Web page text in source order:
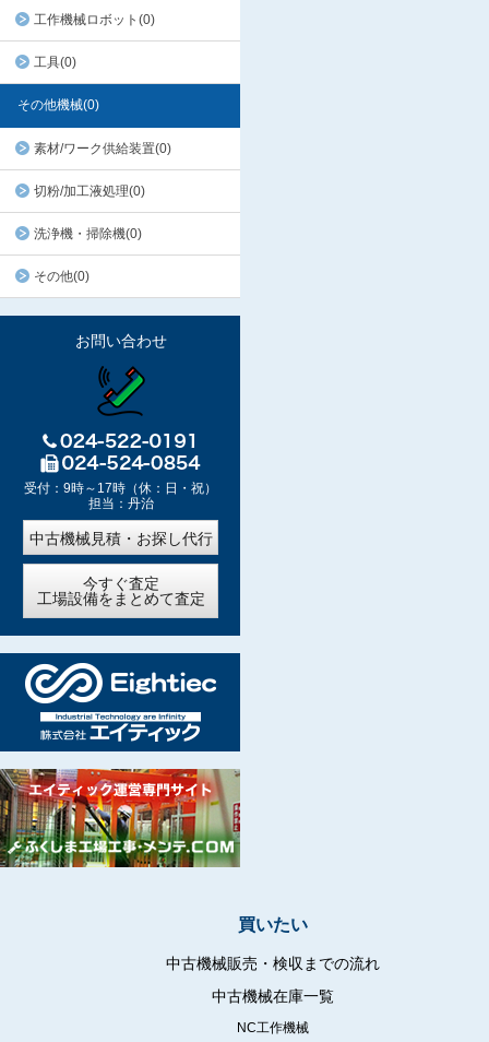
工作機械ロボット(0)
工具(0)
その他機械(0)
素材/ワーク供給装置(0)
切粉/加工液処理(0)
洗浄機・掃除機(0)
その他(0)
お問い合わせ
受付：9時～17時（休：日・祝）
担当：丹治
中古機械見積・お探し代行
今すぐ査定
工場設備をまとめて査定
買いたい
中古機械販売・検収までの流れ
中古機械在庫一覧
NC工作機械